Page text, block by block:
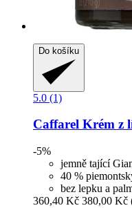
Do košíku
5.0 (1)
Caffarel Krém z
-5%
jemně tající
40 %
bez lepku a
360,40 Kč 380,00 Kč